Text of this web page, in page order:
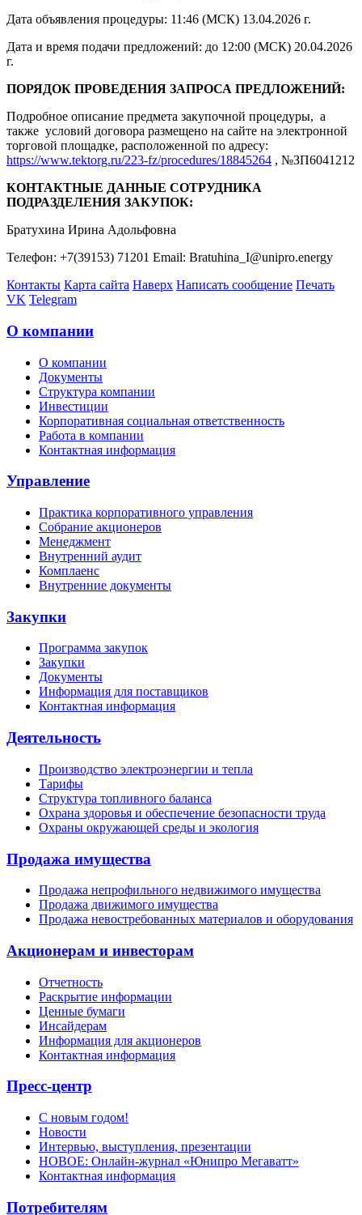
Дата объявления процедуры: 11:46 (МСК) 13.04.2026 г.
Дата и время подачи предложений: до 12:00 (МСК) 20.04.2026
г.
ПОРЯДОК ПРОВЕДЕНИЯ ЗАПРОСА ПРЕДЛОЖЕНИЙ:
Подробное описание предмета закупочной процедуры, а
также условий договора размещено на сайте на электронной
торговой площадке, расположенной по адресу:
https://www.tektorg.ru/223-fz/procedures/18845264 , №ЗП6041212
КОНТАКТНЫЕ ДАННЫЕ СОТРУДНИКА
ПОДРАЗДЕЛЕНИЯ ЗАКУПОК:
Братухина Ирина Адольфовна
Телефон: +7(39153) 71201 Email: Bratuhina_I@unipro.energy
Контакты Карта сайта Наверх Написать сообщение Печать
VK Telegram
О компании
О компании
Документы
Структура компании
Инвестиции
Корпоративная социальная ответственность
Работа в компании
Контактная информация
Управление
Практика корпоративного управления
Собрание акционеров
Менеджмент
Внутренний аудит
Комплаенс
Внутренние документы
Закупки
Программа закупок
Закупки
Документы
Информация для поставщиков
Контактная информация
Деятельность
Производство электроэнергии и тепла
Тарифы
Структура топливного баланса
Охрана здоровья и обеспечение безопасности труда
Охраны окружающей среды и экология
Продажа имущества
Продажа непрофильного недвижимого имущества
Продажа движимого имущества
Продажа невостребованных материалов и оборудования
Акционерам и инвесторам
Отчетность
Раскрытие информации
Ценные бумаги
Инсайдерам
Информация для акционеров
Контактная информация
Пресс-центр
С новым годом!
Новости
Интервью, выступления, презентации
НОВОЕ: Онлайн-журнал «Юнипро Мегаватт»
Контактная информация
Потребителям